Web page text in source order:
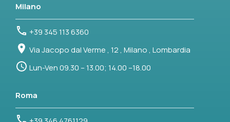
Milano
+39 345 113 6360
Via Jacopo dal Verme , 12 , Milano , Lombardia
Lun-Ven 09.30 – 13.00; 14.00 –18.00
Roma